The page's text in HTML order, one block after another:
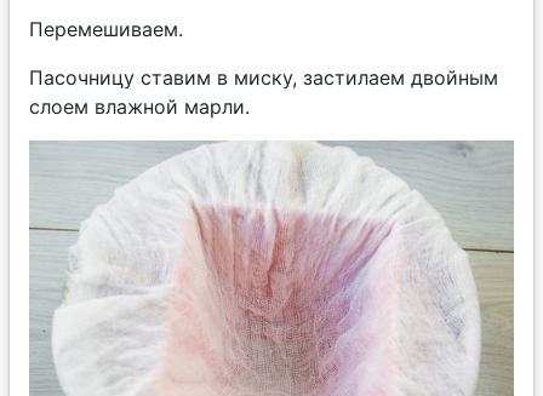
Перемешиваем.
Пасочницу ставим в миску, застилаем двойным
слоем влажной марли.